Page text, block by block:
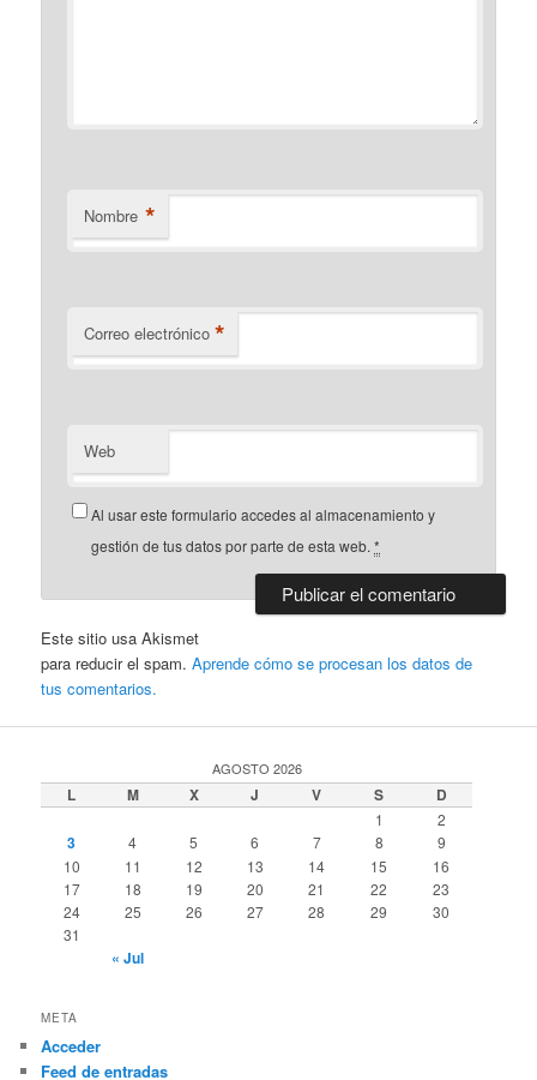
Nombre *
Correo electrónico *
Web
Al usar este formulario accedes al almacenamiento y
gestión de tus datos por parte de esta web.*
Este sitio usa Akismet
para reducir el spam.Aprende cómo se procesan los datos de
tus comentarios.
AGOSTO 2026
L M X J V S D
1 2
3 4 5 6 7 8
9
10
11 12 13 14 15
16
17
18 19 20 21 22
23
24
25 26 27 28 29
30
31
« Jul
META
Acceder
Feed de entradas